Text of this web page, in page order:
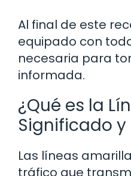
Al final de este
equipado con
necesaria para
informada.
¿Qué es la
Significado
Las líneas
tráfico que